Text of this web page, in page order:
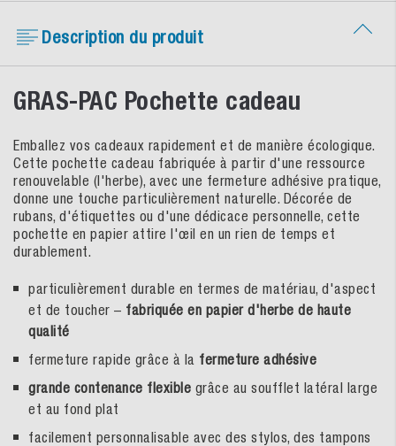
Description du produit
GRAS-PAC Pochette cadeau
Emballez vos cadeaux rapidement et de manière écologique.
Cette pochette cadeau fabriquée à partir d'une ressource
renouvelable (l'herbe), avec une fermeture adhésive pratique,
donne une touche particulièrement naturelle. Décorée de
rubans, d'étiquettes ou d'une dédicace personnelle, cette
pochette en papier attire l'œil en un rien de temps et
durablement.
particulièrement durable en termes de matériau, d'aspect
et de toucher – fabriquée en papier d'herbe de haute
qualité
fermeture rapide grâce à la fermeture adhésive
grande contenance flexible grâce au soufflet latéral large
et au fond plat
facilement personnalisable avec des stylos, des tampons